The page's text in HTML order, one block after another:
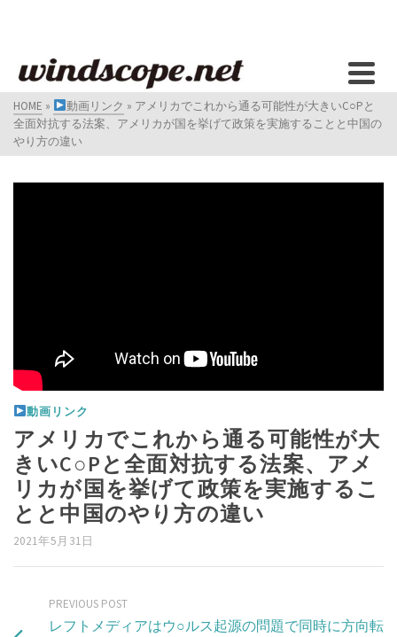
HOME » 動画リンク » アメリカでこれから通る可能性が大きいC○Pと
全面対抗する法案、アメリカが国を挙げて政策を実施することと中国の
やり方の違い
動画リンク
アメリカでこれから通る可能性が大
きいC○Pと全面対抗する法案、アメ
リカが国を挙げて政策を実施するこ
とと中国のやり方の違い
2021年5月31日
PREVIOUS POST
レフトメディアはウ○ルス起源の問題で同時に方向転